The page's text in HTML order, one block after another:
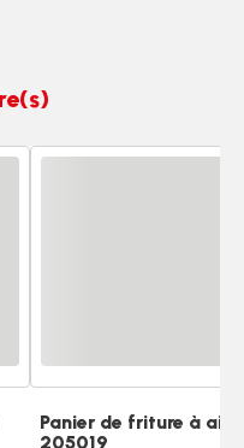
Panier de friture à air
205019
Note